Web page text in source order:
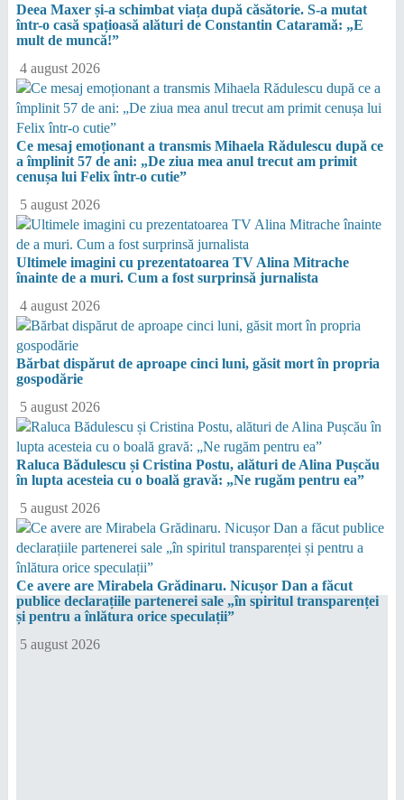
Deea Maxer și-a schimbat viața după căsătorie. S-a mutat
într-o casă spațioasă alături de Constantin Cataramă: „E
mult de muncă!”
4 august 2026
Ce mesaj emoționant a transmis Mihaela Rădulescu după ce
a împlinit 57 de ani: „De ziua mea anul trecut am primit
cenușa lui Felix într-o cutie”
5 august 2026
Ultimele imagini cu prezentatoarea TV Alina Mitrache
înainte de a muri. Cum a fost surprinsă jurnalista
4 august 2026
Bărbat dispărut de aproape cinci luni, găsit mort în propria
gospodărie
5 august 2026
Raluca Bădulescu și Cristina Postu, alături de Alina Pușcău
în lupta acesteia cu o boală gravă: „Ne rugăm pentru ea”
5 august 2026
Ce avere are Mirabela Grădinaru. Nicușor Dan a făcut
publice declarațiile partenerei sale „în spiritul transparenței
și pentru a înlătura orice speculații”
5 august 2026